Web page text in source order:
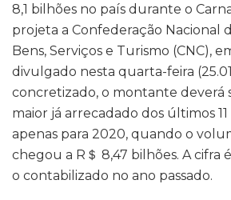
8,1 bilhões no país durante o
projeta a Confederação Nacional
Bens, Serviços e Turismo (CNC),
divulgado nesta quarta-feira
concretizado, o montante deverá
maior já arrecadado dos últimos
apenas para 2020, quando o
chegou a R＄ 8,47 bilhões. A cifra
o contabilizado no ano passado.